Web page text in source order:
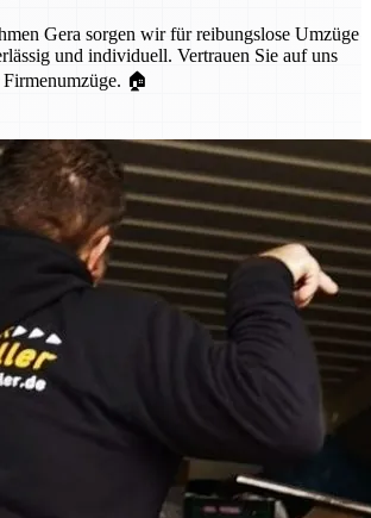
Gera sorgen wir für reibungslose Umzüge
und individuell. Vertrauen Sie auf uns
🏠